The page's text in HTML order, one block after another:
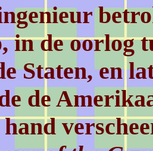
in de oorlog
Staten, en
de